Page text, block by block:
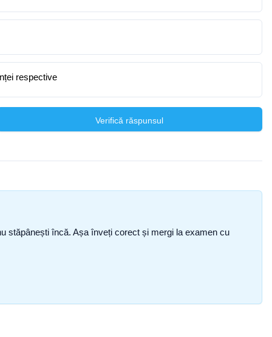
respective
Verifică răspunsul
stăpânești încă. Așa înveți corect și mergi la examen cu